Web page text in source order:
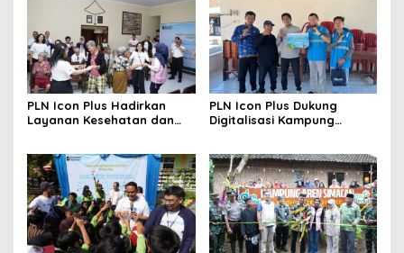
PLN Icon Plus Hadirkan
Layanan Kesehatan dan
PLN Icon Plus Dukung
Digitalisasi Kampung
Rajatama